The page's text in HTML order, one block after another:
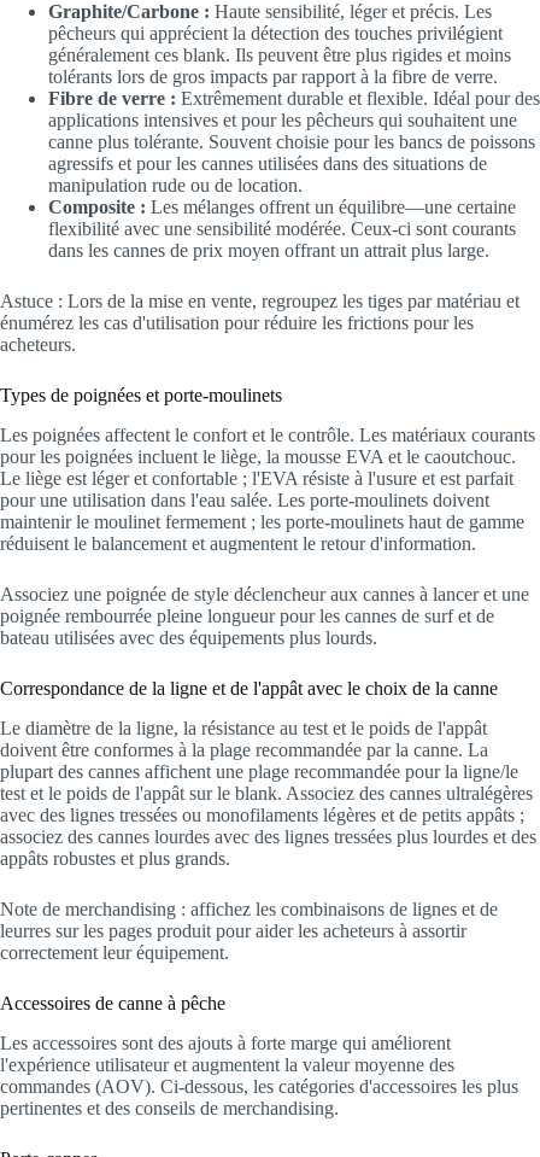
Graphite/Carbone : Haute sensibilité, léger et précis. Les
pêcheurs qui apprécient la détection des touches privilégient
généralement ces blank. Ils peuvent être plus rigides et moins
tolérants lors de gros impacts par rapport à la fibre de verre.
Fibre de verre : Extrêmement durable et flexible. Idéal pour des
applications intensives et pour les pêcheurs qui souhaitent une
canne plus tolérante. Souvent choisie pour les bancs de poissons
agressifs et pour les cannes utilisées dans des situations de
manipulation rude ou de location.
Composite : Les mélanges offrent un équilibre—une certaine
flexibilité avec une sensibilité modérée. Ceux-ci sont courants
dans les cannes de prix moyen offrant un attrait plus large.
Astuce : Lors de la mise en vente, regroupez les tiges par matériau et
énumérez les cas d'utilisation pour réduire les frictions pour les
acheteurs.
Types de poignées et porte-moulinets
Les poignées affectent le confort et le contrôle. Les matériaux courants
pour les poignées incluent le liège, la mousse EVA et le caoutchouc.
Le liège est léger et confortable ; l'EVA résiste à l'usure et est parfait
pour une utilisation dans l'eau salée. Les porte-moulinets doivent
maintenir le moulinet fermement ; les porte-moulinets haut de gamme
réduisent le balancement et augmentent le retour d'information.
Associez une poignée de style déclencheur aux cannes à lancer et une
poignée rembourrée pleine longueur pour les cannes de surf et de
bateau utilisées avec des équipements plus lourds.
Correspondance de la ligne et de l'appât avec le choix de la canne
Le diamètre de la ligne, la résistance au test et le poids de l'appât
doivent être conformes à la plage recommandée par la canne. La
plupart des cannes affichent une plage recommandée pour la ligne/le
test et le poids de l'appât sur le blank. Associez des cannes ultralégères
avec des lignes tressées ou monofilaments légères et de petits appâts ;
associez des cannes lourdes avec des lignes tressées plus lourdes et des
appâts robustes et plus grands.
Note de merchandising : affichez les combinaisons de lignes et de
leurres sur les pages produit pour aider les acheteurs à assortir
correctement leur équipement.
Accessoires de canne à pêche
Les accessoires sont des ajouts à forte marge qui améliorent
l'expérience utilisateur et augmentent la valeur moyenne des
commandes (AOV). Ci-dessous, les catégories d'accessoires les plus
pertinentes et des conseils de merchandising.